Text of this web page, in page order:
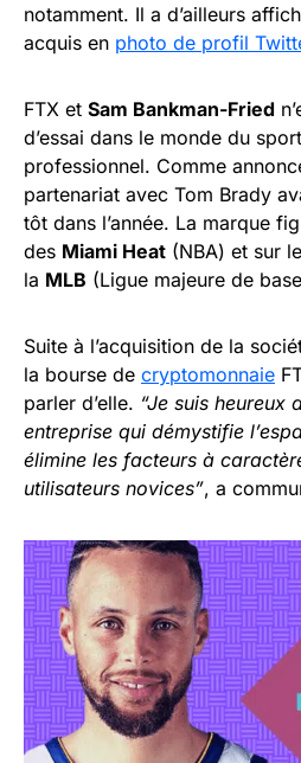
notamment. Il a d’ailleurs
acquis en photo de profil
FTX et Sam Bankman-Fried
d’essai dans le monde du sport
professionnel. Comme
partenariat avec Tom Brady
tôt dans l’année. La marque
des Miami Heat (NBA) et sur
la MLB (Ligue majeure de
Suite à l’acquisition de la
la bourse de cryptomonnaie
parler d’elle. “Je suis heureux
entreprise qui démystifie
élimine les facteurs à
utilisateurs novices”, a